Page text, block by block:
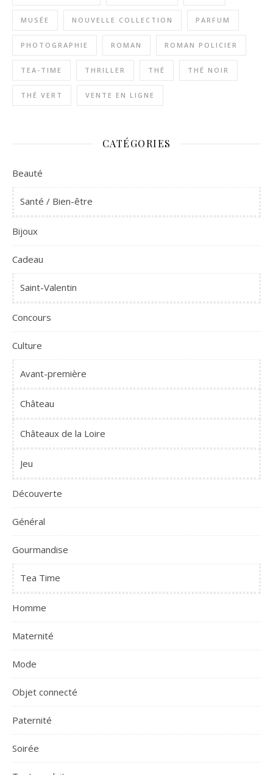
MUSÉE NOUVELLE COLLECTION PARFUM
PHOTOGRAPHIE ROMAN ROMAN POLICIER
TEA-TIME THRILLER THÉ THÉ NOIR
THÉ VERT VENTE EN LIGNE
CATÉGORIES
Beauté
Santé / Bien-être
Bijoux
Cadeau
Saint-Valentin
Concours
Culture
Avant-première
Château
Châteaux de la Loire
Jeu
Découverte
Général
Gourmandise
Tea Time
Homme
Maternité
Mode
Objet connecté
Paternité
Soirée